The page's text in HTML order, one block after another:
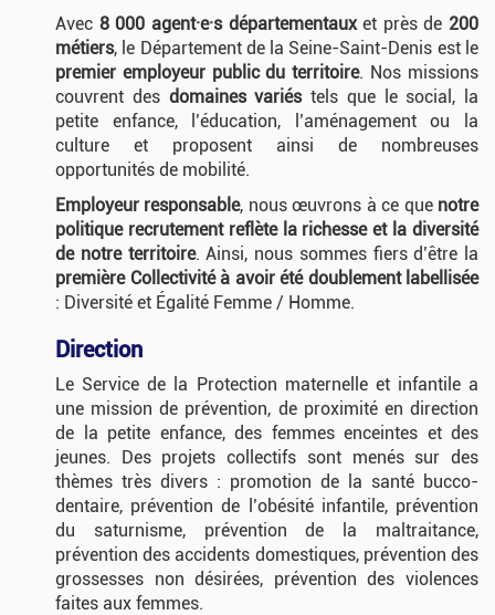
Avec 8 000 agent·e·s départementauxet près de 200
métiers, le Département de la Seine-Saint-Denis est le
premier employeur public du territoire. Nos missions
couvrent des domaines variéstels que le social, la
petite enfance, l’éducation, l’aménagement ou la
culture et proposent ainsi de nombreuses
opportunités de mobilité.
Employeur responsable, nous œuvrons à ce que notre
politique recrutement reflète la richesse et la diversité
de notre territoire. Ainsi, nous sommes fiers d’être la
première Collectivité à avoir été doublement labellisée
: Diversité et Égalité Femme / Homme.
Direction
Le Service de la Protection maternelle et infantile a
une mission de prévention, de proximité en direction
de la petite enfance, des femmes enceintes et des
jeunes. Des projets collectifs sont menés sur des
thèmes très divers : promotion de la santé bucco-
dentaire, prévention de l’obésité infantile, prévention
du saturnisme, prévention de la maltraitance,
prévention des accidents domestiques, prévention des
grossesses non désirées, prévention des violences
faites aux femmes.